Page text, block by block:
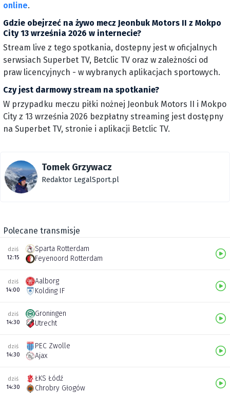
online.
Gdzie obejrzeć na żywo mecz Jeonbuk Motors II z Mokpo
City 13 września 2026 w internecie?
Stream live z tego spotkania, dostepny jest w oficjalnych
serwsiach Superbet TV, Betclic TV oraz w zależności od
praw licencyjnych - w wybranych aplikacjach sportowych.
Czy jest darmowy stream na spotkanie?
W przypadku meczu piłki nożnej Jeonbuk Motors II i Mokpo
City z 13 września 2026 bezpłatny streaming jest dostępny
na Superbet TV, stronie i aplikacji Betclic TV.
Tomek Grzywacz
Redaktor LegalSport.pl
Polecane transmisje
dziś
12:15
Sparta Rotterdam
Feyenoord Rotterdam
dziś
14:00
Aalborg
Kolding IF
dziś
14:30
Groningen
Utrecht
dziś
14:30
PEC Zwolle
Ajax
dziś
14:30
ŁKS Łódź
Chrobry Głogów